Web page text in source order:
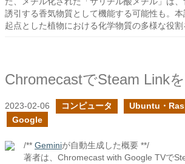
誘引する香気物質として機能する可能性も。
起点とした植物における化学物質の多様な役割
ChromecastでSteam Link
2023-02-06 コンピュータ
Ubuntu・
Google
/** Geminiが自動生成した概要 **/
著者は、Chromecast with Google TVで